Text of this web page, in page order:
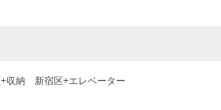
収納 新宿区+エレベーター